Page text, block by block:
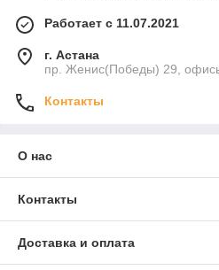
Работает с 11.07.2021
г. Астана
пр. Женис(Победы) 29,
Контакты
О нас
Контакты
Доставка и оплата